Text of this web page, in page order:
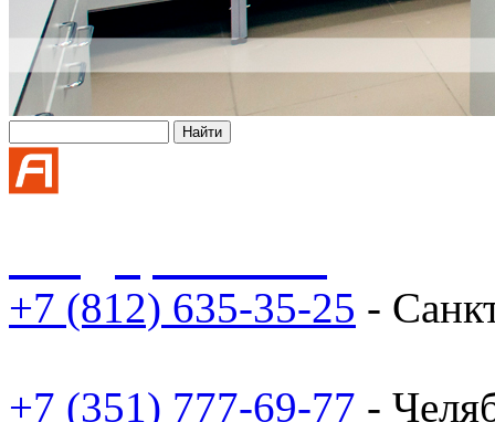
+7 (812) 635-35-25 -
+7 (351) 777-69-77 -